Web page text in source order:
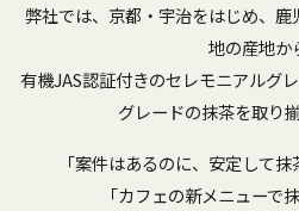
弊社では、京都・宇治をはじめ、
地の産地か
有機JAS認証付きのセレモニアルグ
グレードの抹茶を取り
「案件はあるのに、安定して
「カフェの新メニューで